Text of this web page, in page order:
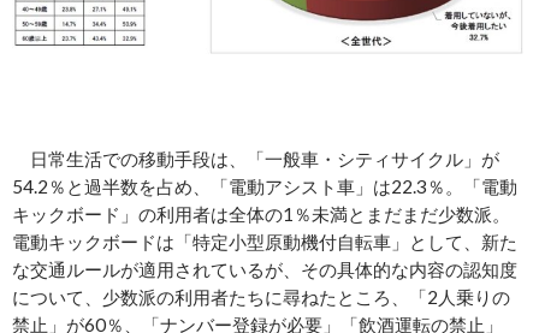
日常生活での移動⼿段は、「⼀般車・シティサイクル」が
54.2％と過半数を占め、「電動アシスト車」は22.3％。「電動
キックボード」の利用者は全体の1％未満とまだまだ少数派。
電動キックボードは「特定小型原動機付自転車」として、新た
な交通ルールが適用されているが、その具体的な内容の認知度
について、少数派の利用者たちに尋ねたところ、「2人乗りの
禁止」が60％、「ナンバー登録が必要」「飲酒運転の禁止」